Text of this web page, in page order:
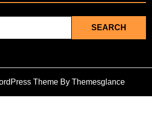
Theme By Themesglance